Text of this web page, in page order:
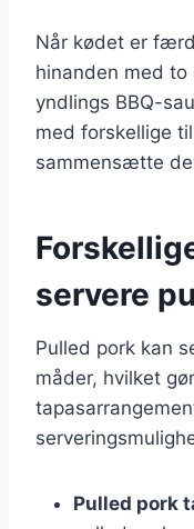
Når kødet er
hinanden med
yndlings BBQ-
med forskellige
sammensætte
servere
Pulled pork kan
måder, hvilket
Pulled pork